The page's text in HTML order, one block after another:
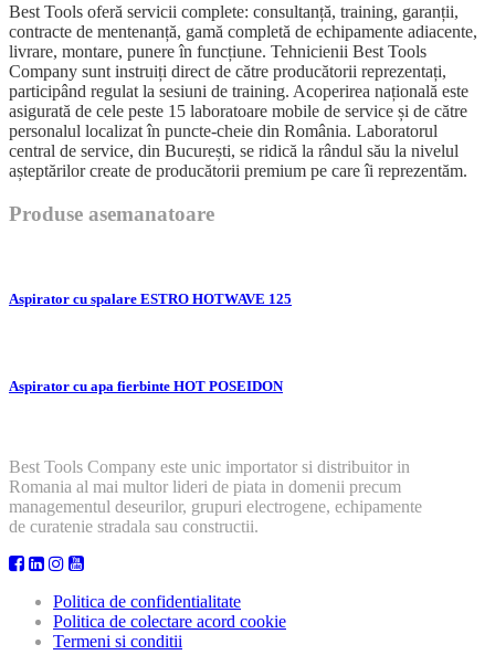
Best Tools oferă servicii complete: consultanță, training, garanții,
contracte de mentenanță, gamă completă de echipamente adiacente,
livrare, montare, punere în funcțiune. Tehnicienii Best Tools
Company sunt instruiți direct de către producătorii reprezentați,
participând regulat la sesiuni de training. Acoperirea națională este
asigurată de cele peste 15 laboratoare mobile de service și de către
personalul localizat în puncte-cheie din România. Laboratorul
central de service, din București, se ridică la rândul său la nivelul
așteptărilor create de producătorii premium pe care îi reprezentăm.
Produse asemanatoare
Aspirator cu spalare ESTRO HOTWAVE 125
Aspirator cu apa fierbinte HOT POSEIDON
Best Tools Company este unic importator si distribuitor in
Romania al mai multor lideri de piata in domenii precum
managementul deseurilor, grupuri electrogene, echipamente
de curatenie stradala sau constructii.
Politica de confidentialitate
Politica de colectare acord cookie
Termeni si conditii